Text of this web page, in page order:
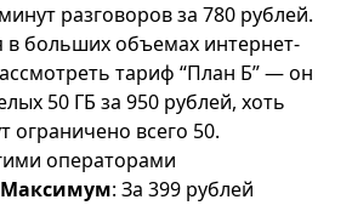
разговоров за 780 рублей.
в больших объемах интернет-
тариф “План Б” — он
50 ГБ за 950 рублей, хоть
ограничено всего 50.
операторами
: За 399 рублей